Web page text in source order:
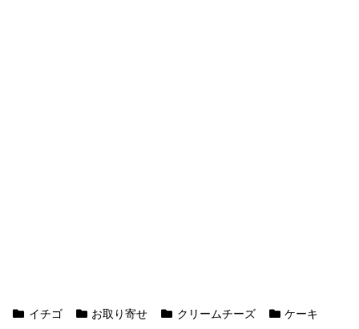
イチゴ お取り寄せ クリームチーズ
ケーキ